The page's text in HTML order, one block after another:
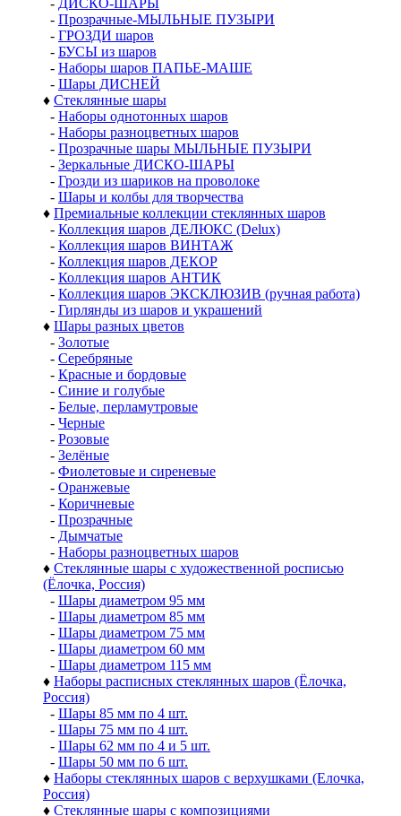
- ДИСКО-ШАРЫ
- Прозрачные-МЫЛЬНЫЕ ПУЗЫРИ
- ГРОЗДИ шаров
- БУСЫ из шаров
- Наборы шаров ПАПЬЕ-МАШЕ
- Шары ДИСНЕЙ
♦ Стеклянные шары
- Наборы однотонных шаров
- Наборы разноцветных шаров
- Прозрачные шары МЫЛЬНЫЕ ПУЗЫРИ
- Зеркальные ДИСКО-ШАРЫ
- Грозди из шариков на проволоке
- Шары и колбы для творчества
♦ Премиальные коллекции стеклянных шаров
- Коллекция шаров ДЕЛЮКС (Delux)
- Коллекция шаров ВИНТАЖ
- Коллекция шаров ДЕКОР
- Коллекция шаров АНТИК
- Коллекция шаров ЭКСКЛЮЗИВ (ручная работа)
- Гирлянды из шаров и украшений
♦ Шары разных цветов
- Золотые
- Серебряные
- Красные и бордовые
- Синие и голубые
- Белые, перламутровые
- Черные
- Розовые
- Зелёные
- Фиолетовые и сиреневые
- Оранжевые
- Коричневые
- Прозрачные
- Дымчатые
- Наборы разноцветных шаров
♦ Стеклянные шары с художественной росписью
(Ёлочка, Россия)
- Шары диаметром 95 мм
- Шары диаметром 85 мм
- Шары диаметром 75 мм
- Шары диаметром 60 мм
- Шары диаметром 115 мм
♦ Наборы расписных стеклянных шаров (Ёлочка,
Россия)
- Шары 85 мм по 4 шт.
- Шары 75 мм по 4 шт.
- Шары 62 мм по 4 и 5 шт.
- Шары 50 мм по 6 шт.
♦ Наборы стеклянных шаров с верхушками (Елочка,
Россия)
♦ Стеклянные шары с композициями